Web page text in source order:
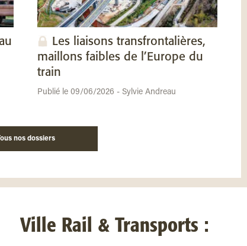
Les liaisons transfrontalières,
maillons faibles de l’Europe du
train
Publié le 09/06/2026 - Sylvie Andreau
Tous nos dossiers
Ville Rail & Transports :